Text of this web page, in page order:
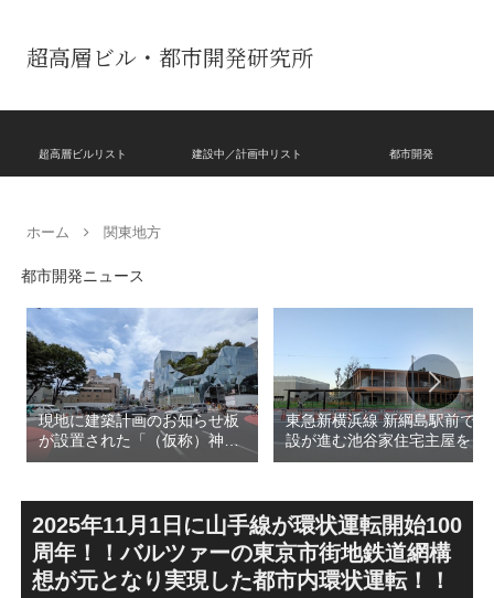
超高層ビル・都市開発研究所
超高層ビルリスト 建設中／計画中リスト 都市開発
ホーム 関東地方
都市開発ニュース
現地に建築計画のお知らせ板
が設置された「（仮称）神宮
前六丁目八角館建替計
SANAA設計で神宮前交差点に
新たな商業施設誕生へ！！
東急新横浜線 新綱島駅前で建
設が進む池谷家住宅主屋を活
用した「新綱島MICCA」！！
による新たな駅前拠点が2026
年秋誕生へ！！
2025年11月1日に山手線が環状運転開始100
周年！！バルツァーの東京市街地鉄道網構
想が元となり実現した都市内環状運転！！